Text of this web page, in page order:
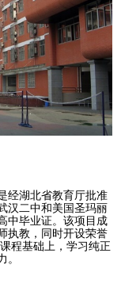
经湖北省教育厅批准
汉二中和美国圣玛丽
中毕业证。该项目成
执教，同时开设荣誉
程基础上，学习纯正